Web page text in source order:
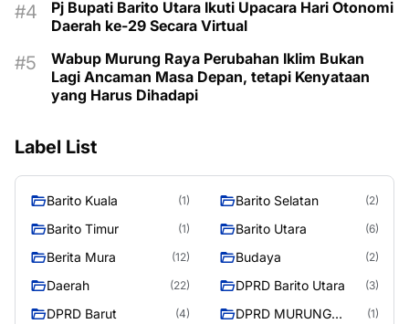
Pj Bupati Barito Utara Ikuti Upacara Hari Otonomi
Daerah ke-29 Secara Virtual
Wabup Murung Raya Perubahan Iklim Bukan
Lagi Ancaman Masa Depan, tetapi Kenyataan
yang Harus Dihadapi
Label List
Barito Kuala (1) Barito Selatan (2)
Barito Timur (1) Barito Utara (6)
Berita Mura (12) Budaya (2)
Daerah (22) DPRD Barito Utara (3)
DPRD Barut (4)
DPRD MURUNG
(1)